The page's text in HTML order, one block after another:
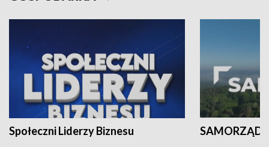
Społeczni Liderzy Biznesu SAMORZĄD